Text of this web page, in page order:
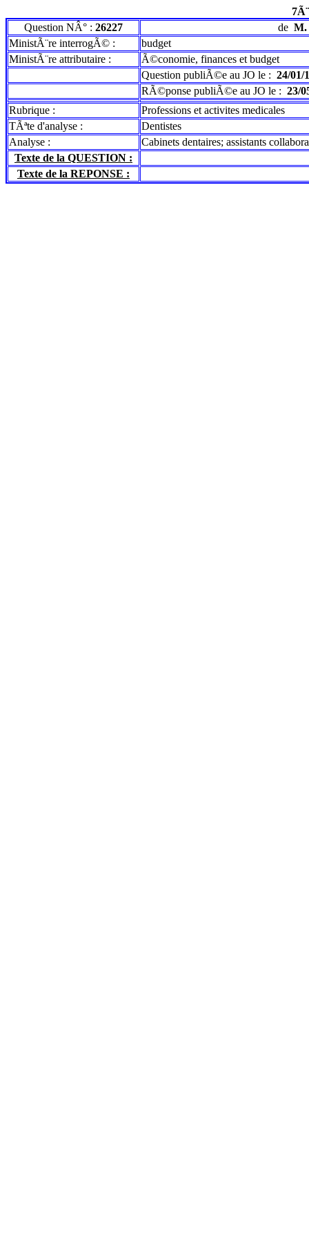
Question NÂ° : 26227 de M.
MinistÃ¨re interrogÃ© :
budget
MinistÃ¨re attributaire :
Ã©conomie, finances et budget
Question publiÃ©e au JO le : 24/01/
RÃ©ponse publiÃ©e au JO le : 23/
Rubrique :
Professions et activites medicales
TÃªte d'analyse :
Dentistes
Analyse :
Cabinets dentaires; assistants
Texte de la QUESTION :
Texte de la REPONSE :